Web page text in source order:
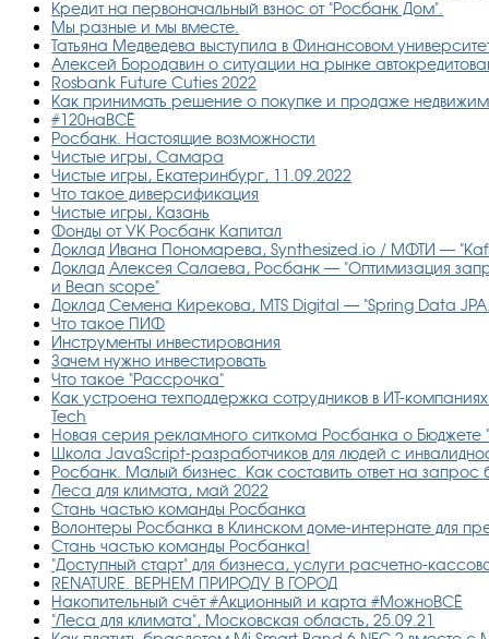
Кредит на первоначальный взнос от "Росбанк Дом".
Мы разные и мы вместе.
Татьяна Медведева выступила в Финансовом
Алексей Бородавин о ситуации на рынке
Rosbank Future Cuties 2022
Как принимать решение о покупке и продаже
#120наВСЁ
Росбанк. Настоящие возможности
Чистые игры, Самара
Чистые игры, Екатеринбург, 11.09.2022
Что такое диверсификация
Чистые игры, Казань
Фонды от УК Росбанк Капитал
Доклад Ивана Пономарева, Synthesized.io / МФТИ —
Доклад Алексея Салаева, Росбанк — "Оптимизация
и Bean scope"
Доклад Семена Кирекова, MTS Digital — "Spring Data
Что такое ПИФ
Инструменты инвестирования
Зачем нужно инвестировать
Что такое "Рассрочка"
Как устроена техподдержка сотрудников в ИТ-
Tech
Новая серия рекламного ситкома Росбанка о Бюджете
Школа JavaScript-разработчиков для людей с
Росбанк. Малый бизнес. Как составить ответ на
Леса для климата, май 2022
Стань частью команды Росбанка
Волонтеры Росбанка в Клинском доме-интернате для
Стань частью команды Росбанка!
"Доступный старт" для бизнеса, услуги расчетно-
RENATURE. ВЕРНЕМ ПРИРОДУ В ГОРОД
Накопительный счёт #Акционный и карта #МожноВСЁ
"Леса для климата", Московская область, 25.09.21